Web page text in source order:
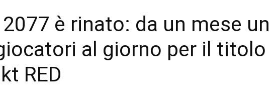
è rinato: da un mese un
al giorno per il titolo
RED